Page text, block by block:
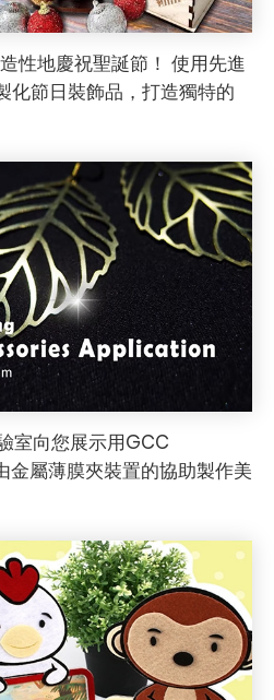
性地慶祝聖誕節！ 使用先進
化節日裝飾品，打造獨特的
室向您展示用GCC
屬薄膜夾裝置的協助製作美